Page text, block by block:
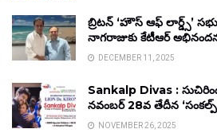
బ్రిటన్ ‘హౌస్ ఆఫ్ లార్డ్స్’
నాగరాజుకు కేటీఆర్
DECEMBER 11, 2025
Sankalp Divas :
నవంబర్ 28వ తేదీన
NOVEMBER 26, 2025